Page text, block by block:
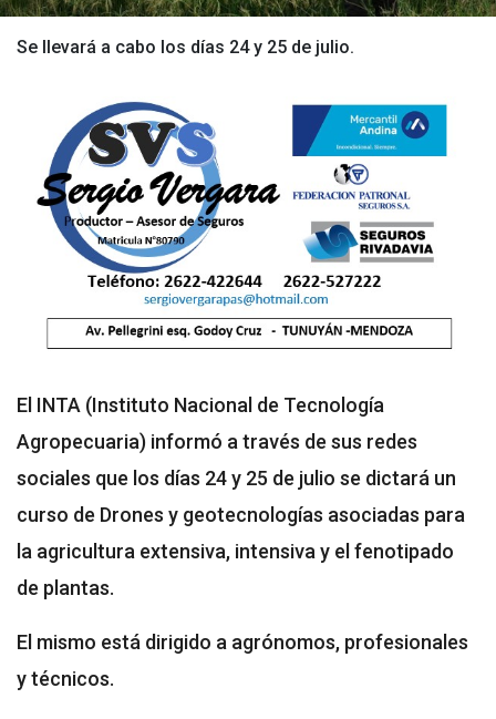
Se llevará a cabo los días 24 y 25 de julio.
El INTA (Instituto Nacional de Tecnología
Agropecuaria) informó a través de sus redes
sociales que los días 24 y 25 de julio se dictará un
curso de Drones y geotecnologías asociadas para
la agricultura extensiva, intensiva y el fenotipado
de plantas.
El mismo está dirigido a agrónomos, profesionales
y técnicos.